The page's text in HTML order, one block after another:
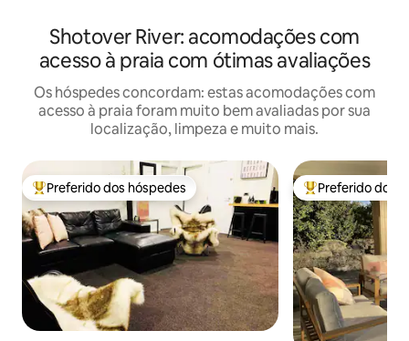
Shotover River: acomodações com
acesso à praia com ótimas avaliações
Os hóspedes concordam: estas acomodações com
acesso à praia foram muito bem avaliadas por sua
localização, limpeza e muito mais.
Entre os melhores preferidos dos hóspedes
Preferido dos hóspedes Entre os
Preferido dos